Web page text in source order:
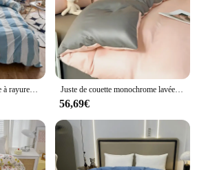
Juste de couette monochrome lavée pour lit double, impression réactive cool et confortable, housse de couette pour document, literie pour lit double, 180x220, 200x230cm
56,69€